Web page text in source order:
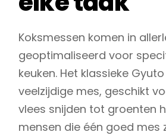
Koksmessen komen in
geoptimaliseerd voor
keuken. Het klassieke
veelzijdige mes, geschikt
vlees snijden tot groenten
mensen die één goed mes